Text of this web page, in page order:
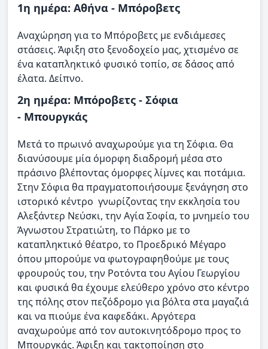
1η ημέρα: Αθήνα - Μπόροβετς
Αναχώρηση για το Mπόροβετς με ενδιάμεσες
στάσεις. Άφιξη στο ξενοδοχείο μας, χτισμένο σε
ένα καταπληκτικό φυσικό τοπίο, σε δάσος από
έλατα. Δείπνο.
2η ημέρα: Μπόροβετς - Σόφια
- Μπουργκάς
Μετά το πρωινό αναχωρούμε για τη Σόφια. Θα
διανύσουμε μία όμορφη διαδρομή μέσα στο
πράσινο βλέποντας όμορφες λίμνες και ποτάμια.
Στην Σόφια θα πραγματοποιήσουμε ξενάγηση στο
ιστορικό κέντρο γνωρίζοντας την εκκλησία του
Αλεξάντερ Νεύσκι, την Αγία Σοφία, το μνημείο του
Άγνωστου Στρατιώτη, το Πάρκο με το
καταπληκτικό θέατρο, το Προεδρικό Μέγαρο
όπου μπορούμε να φωτογραφηθούμε με τους
φρουρούς του, την Ροτόντα του Αγίου Γεωργίου
και φυσικά θα έχουμε ελεύθερο χρόνο στο κέντρο
της πόλης στον πεζόδρομο για βόλτα στα μαγαζιά
και να πιούμε ένα καφεδάκι. Αργότερα
αναχωρούμε από τον αυτοκινητόδρομο προς το
Μπουργκάς. Άφιξη και τακτοποίηση στο